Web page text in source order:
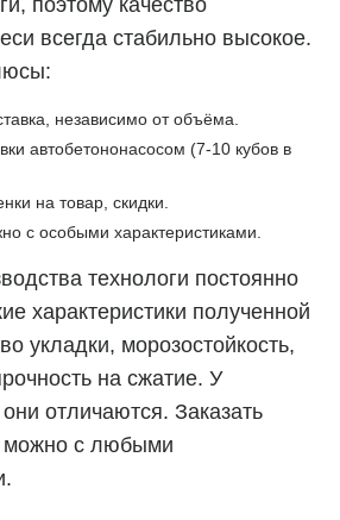
поэтому качество
всегда стабильно высокое.
независимо от объёма.
автобетононасосом (7-10 кубов в
на товар, скидки.
с особыми характеристиками.
технологи постоянно
характеристики полученной
укладки, морозостойкость,
на сжатие. У
отличаются. Заказать
можно с любыми